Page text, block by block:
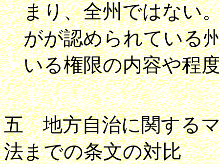
まり、全州ではない
がが認められている
いる権限の内容や程
五 地方自治に関する
法までの条文の対比